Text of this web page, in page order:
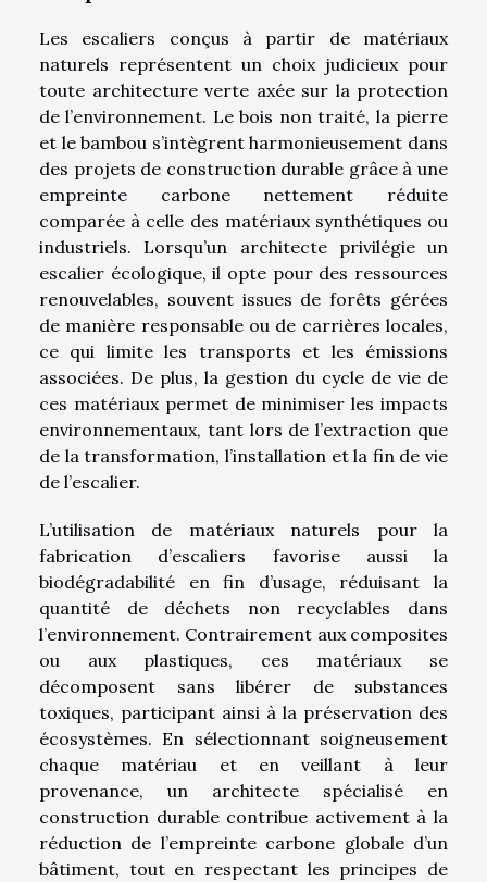
Les escaliers conçus à partir de matériaux
naturels représentent un choix judicieux pour
toute architecture verte axée sur la protection
de l’environnement. Le bois non traité, la pierre
et le bambou s’intègrent harmonieusement dans
des projets de construction durable grâce à une
empreinte carbone nettement réduite
comparée à celle des matériaux synthétiques ou
industriels. Lorsqu’un architecte privilégie un
escalier écologique, il opte pour des ressources
renouvelables, souvent issues de forêts gérées
de manière responsable ou de carrières locales,
ce qui limite les transports et les émissions
associées. De plus, la gestion du cycle de vie de
ces matériaux permet de minimiser les impacts
environnementaux, tant lors de l’extraction que
de la transformation, l’installation et la fin de vie
de l’escalier.
L’utilisation de matériaux naturels pour la
fabrication d’escaliers favorise aussi la
biodégradabilité en fin d’usage, réduisant la
quantité de déchets non recyclables dans
l’environnement. Contrairement aux composites
ou aux plastiques, ces matériaux se
décomposent sans libérer de substances
toxiques, participant ainsi à la préservation des
écosystèmes. En sélectionnant soigneusement
chaque matériau et en veillant à leur
provenance, un architecte spécialisé en
construction durable contribue activement à la
réduction de l’empreinte carbone globale d’un
bâtiment, tout en respectant les principes de